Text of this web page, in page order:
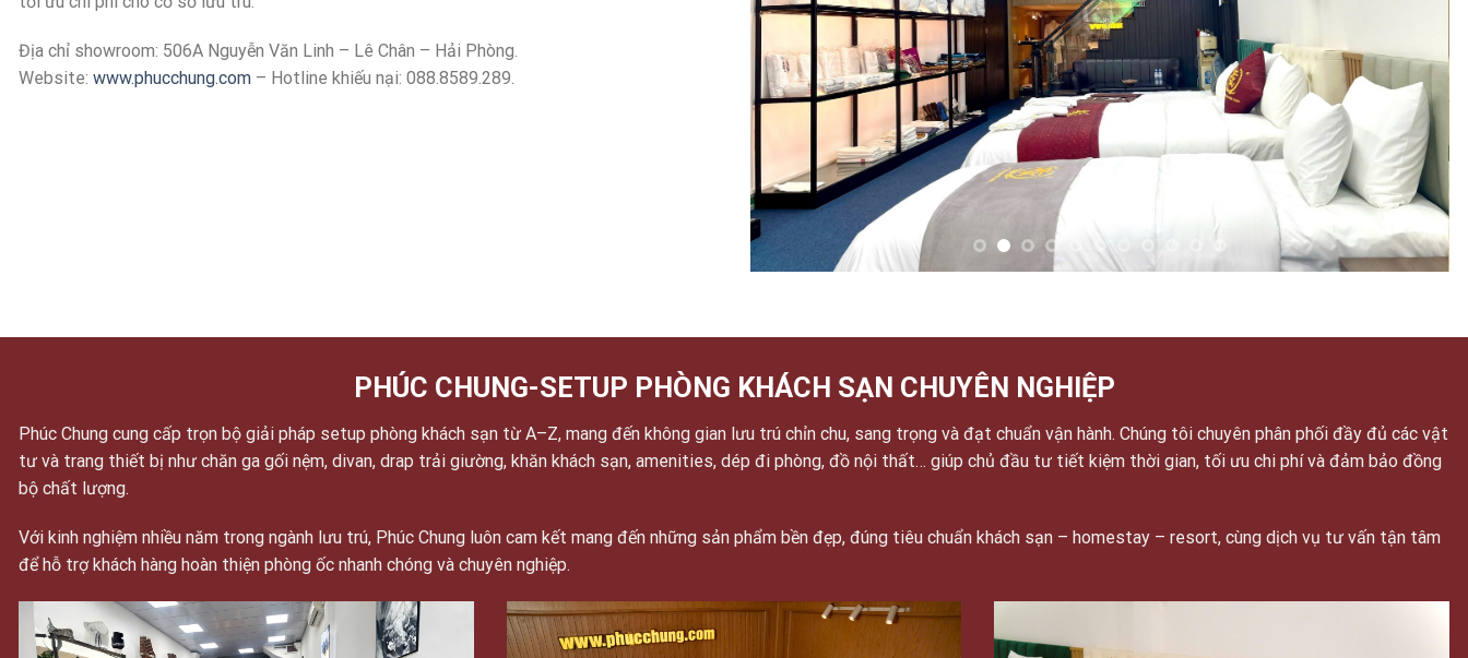
Địa chỉ showroom: 506A Nguyễn Văn Linh – Lê Chân – Hải Phòng.
Website: www.phucchung.com – Hotline khiếu nại: 088.8589.289.
PHÚC CHUNG-SETUP PHÒNG KHÁCH SẠN CHUYÊN NGHIỆP
Phúc Chung cung cấp trọn bộ giải pháp setup phòng khách sạn từ A–Z, mang đến không gian lưu trú chỉn chu, sang trọng và đạt chuẩn vận hành. Chúng tôi chuyên phân phối đầy đủ các vật
tư và trang thiết bị như chăn ga gối nệm, divan, drap trải giường, khăn khách sạn, amenities, dép đi phòng, đồ nội thất… giúp chủ đầu tư tiết kiệm thời gian, tối ưu chi phí và đảm bảo đồng
bộ chất lượng.
Với kinh nghiệm nhiều năm trong ngành lưu trú, Phúc Chung luôn cam kết mang đến những sản phẩm bền đẹp, đúng tiêu chuẩn khách sạn – homestay – resort, cùng dịch vụ tư vấn tận tâm
để hỗ trợ khách hàng hoàn thiện phòng ốc nhanh chóng và chuyên nghiệp.